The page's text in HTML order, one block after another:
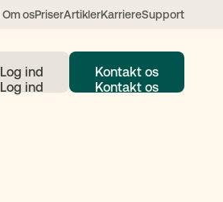
Om osPriserArtiklerKarriereSupport
Log ind Kontakt os